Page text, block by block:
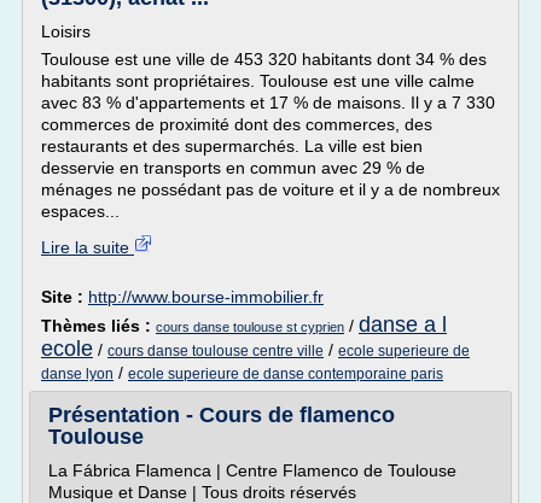
Loisirs
Toulouse est une ville de 453 320 habitants dont 34 % des
habitants sont propriétaires. Toulouse est une ville calme
avec 83 % d'appartements et 17 % de maisons. Il y a 7 330
commerces de proximité dont des commerces, des
restaurants et des supermarchés. La ville est bien
desservie en transports en commun avec 29 % de
ménages ne possédant pas de voiture et il y a de nombreux
espaces...
Lire la suite
Site : http://www.bourse-immobilier.fr
Thèmes liés : cours danse toulouse st cyprien / danse a l
ecole / cours danse toulouse centre ville / ecole superieure de
danse lyon / ecole superieure de danse contemporaine paris
Présentation - Cours de flamenco
Toulouse
La Fábrica Flamenca | Centre Flamenco de Toulouse
Musique et Danse | Tous droits réservés